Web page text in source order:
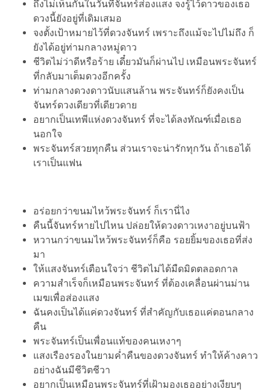
ถึงไม่เห็นกันในวันที่จันทร์ส่องแสง จงรู้ไว้ดาวของเธอ
ดวงนี้ยังอยู่ที่เดิมเสมอ
จงตั้งเป้าหมายไว้ที่ดวงจันทร์ เพราะถึงแม้จะไปไม่ถึง ก็
ยังได้อยู่ท่ามกลางหมู่ดาว
ชีวิตไม่ว่าดีหรือร้าย เดี๋ยวมันก็ผ่านไป เหมือนพระจันทร์
ที่กลับมาเต็มดวงอีกครั้ง
ท่ามกลางดวงดาวนับแสนล้าน พระจันทร์ก็ยังคงเป็น
จันทร์ดวงเดียวที่เดียวดาย
อยากเป็นเทพีแห่งดวงจันทร์ ที่จะได้ลงทัณฑ์เมื่อเธอ
นอกใจ
พระจันทร์สวยทุกคืน ส่วนเราจะน่ารักทุกวัน ถ้าเธอได้
เราเป็นแฟน
อร่อยกว่าขนมไหว้พระจันทร์ ก็เรานี่ไง
คืนนี้จันทร์หายไปไหน ปล่อยให้ดวงดาวเหงาอยู่บนฟ้า
หวานกว่าขนมไหว้พระจันทร์ก็คือ รอยยิ้มของเธอที่ส่ง
มา
ให้แสงจันทร์เตือนใจว่า ชีวิตไม่ได้มืดมิดตลอดกาล
ความสำเร็จก็เหมือนพระจันทร์ ที่ต้องเคลื่อนผ่านม่าน
เมฆเพื่อส่องแสง
ฉันคงเป็นได้แค่ดวงจันทร์ ที่สำคัญกับเธอแค่ตอนกลาง
คืน
พระจันทร์เป็นเพื่อนแท้ของคนเหงาๆ
แสงเรืองรองในยามค่ำคืนของดวงจันทร์ ทำให้ค้างคาว
อย่างฉันมีชีวิตชีวา
อยากเป็นเหมือนพระจันทร์ที่เฝ้ามองเธออย่างเงียบๆ